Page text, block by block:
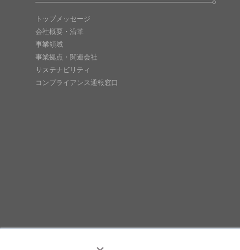
トップメッセージ
会社概要・沿革
事業領域
事業拠点・関連会社
サステナビリティ
コンプライアンス通報窓口